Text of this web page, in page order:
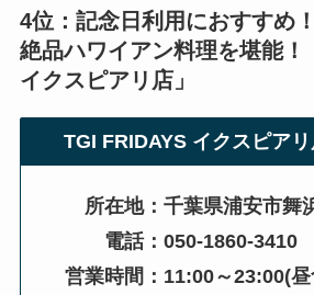
4位：記念日利用におすすめ
絶品ハワイアン料理を堪能！
イクスピアリ店」
TGI FRIDAYS イクスピア
所在地：千葉県浦安市舞
電話：050-1860-3410
営業時間：11:00～23:00(